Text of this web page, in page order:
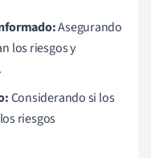
Asegurando
los riesgos y
Considerando si los
riesgos